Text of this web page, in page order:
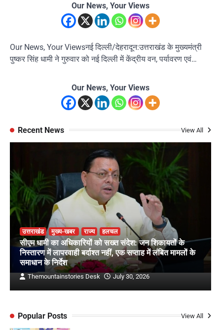
Our News, Your Views
Our News, Your Viewsनई दिल्ली/देहरादून:उत्तराखंड के मुख्यमंत्री
पुष्कर सिंह धामी ने गुरुवार को नई दिल्ली में केंद्रीय वन, पर्यावरण एवं…
Our News, Your Views
Recent News View All
उत्तराखंड मुख्य-खबर राज्य हलचल
सीएम धामी का अधिकारियों को सख्त संदेश: जन शिकायतों के
निस्तारण में लापरवाही बर्दाश्त नहीं, एक सप्ताह में लंबित मामलों के
समाधान के निर्देश
Themountainstories Desk July 30, 2026
Popular Posts View All